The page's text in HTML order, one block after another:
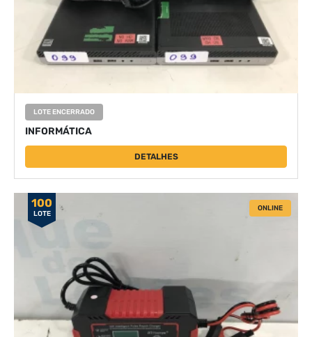
LOTE ENCERRADO
INFORMÁTICA
DETALHES
100
LOTE
ONLINE